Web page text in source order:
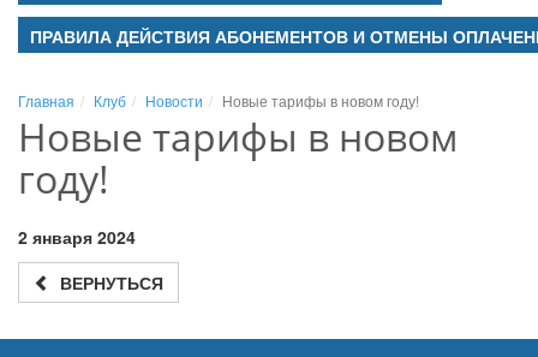
ПРАВИЛА ДЕЙСТВИЯ АБОНЕМЕНТОВ И ОТМЕНЫ
Главная Клуб Новости Новые тарифы в новом году!
Новые тарифы в новом
году!
2 января 2024
ВЕРНУТЬСЯ